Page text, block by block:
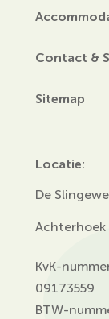
Contact &
Sitemap
Locatie:
De
Achterhoek
KvK-
09173559
BTW-